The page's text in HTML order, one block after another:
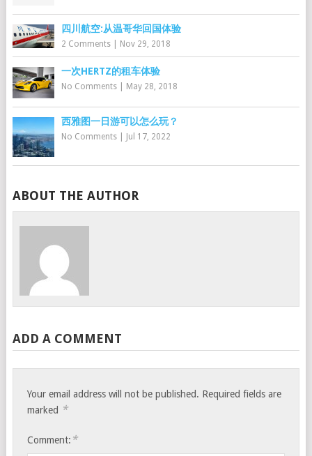
四川航空:从温哥华回国体验
2 Comments| Nov 29, 2018
一次HERTZ的租车体验
No Comments| May 28, 2018
西雅图一日游可以怎么玩？
No Comments| Jul 17, 2022
ABOUT THE AUTHOR
ADD A COMMENT
Your email address will not be published. Required fields are
marked *
Comment: *